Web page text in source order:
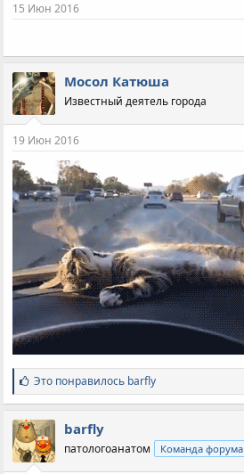
15 Июн 2016
Мосол Катюша
Известный деятель города
19 Июн 2016
С
и
м
п
а
т
и
Это понравилось barfly
barfly
патологоанатом Команда форума